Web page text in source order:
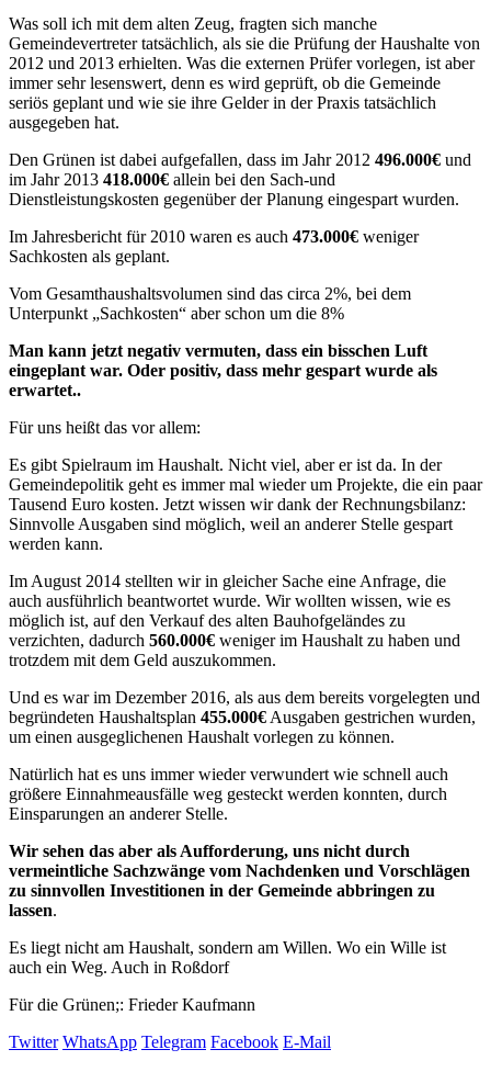
Was soll ich mit dem alten Zeug, fragten sich manche
Gemeindevertreter tatsächlich, als sie die Prüfung der Haushalte von
2012 und 2013 erhielten. Was die externen Prüfer vorlegen, ist aber
immer sehr lesenswert, denn es wird geprüft, ob die Gemeinde
seriös geplant und wie sie ihre Gelder in der Praxis tatsächlich
ausgegeben hat.
Den Grünen ist dabei aufgefallen, dass im Jahr 2012 496.000€ und
im Jahr 2013 418.000€ allein bei den Sach-und
Dienstleistungskosten gegenüber der Planung eingespart wurden.
Im Jahresbericht für 2010 waren es auch 473.000€ weniger
Sachkosten als geplant.
Vom Gesamthaushaltsvolumen sind das circa 2%, bei dem
Unterpunkt „Sachkosten“ aber schon um die 8%
Man kann jetzt negativ vermuten, dass ein bisschen Luft
eingeplant war. Oder positiv, dass mehr gespart wurde als
erwartet..
Für uns heißt das vor allem:
Es gibt Spielraum im Haushalt. Nicht viel, aber er ist da. In der
Gemeindepolitik geht es immer mal wieder um Projekte, die ein paar
Tausend Euro kosten. Jetzt wissen wir dank der Rechnungsbilanz:
Sinnvolle Ausgaben sind möglich, weil an anderer Stelle gespart
werden kann.
Im August 2014 stellten wir in gleicher Sache eine Anfrage, die
auch ausführlich beantwortet wurde. Wir wollten wissen, wie es
möglich ist, auf den Verkauf des alten Bauhofgeländes zu
verzichten, dadurch 560.000€ weniger im Haushalt zu haben und
trotzdem mit dem Geld auszukommen.
Und es war im Dezember 2016, als aus dem bereits vorgelegten und
begründeten Haushaltsplan 455.000€ Ausgaben gestrichen wurden,
um einen ausgeglichenen Haushalt vorlegen zu können.
Natürlich hat es uns immer wieder verwundert wie schnell auch
größere Einnahmeausfälle weg gesteckt werden konnten, durch
Einsparungen an anderer Stelle.
Wir sehen das aber als Aufforderung, uns nicht durch
vermeintliche Sachzwänge vom Nachdenken und Vorschlägen
zu sinnvollen Investitionen in der Gemeinde abbringen zu
lassen.
Es liegt nicht am Haushalt, sondern am Willen. Wo ein Wille ist
auch ein Weg. Auch in Roßdorf
Für die Grünen;: Frieder Kaufmann
Twitter WhatsApp Telegram Facebook E-Mail